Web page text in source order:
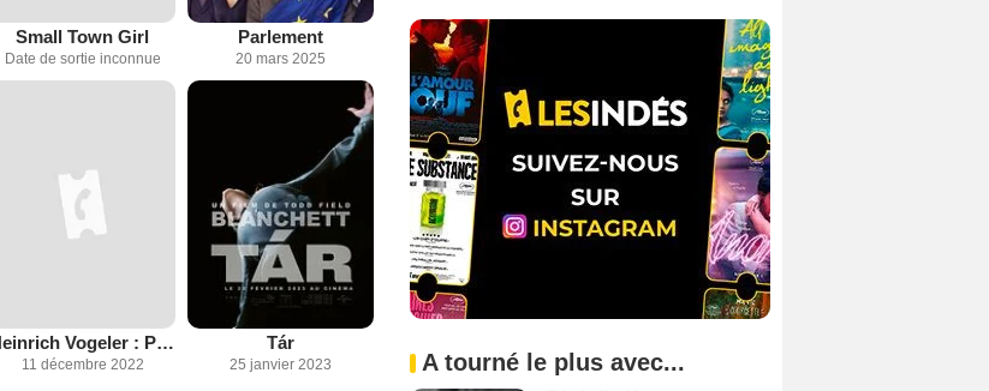
Small Town Girl
Date de sortie inconnue
Parlement
20 mars 2025
Heinrich Vogeler : Peintre et martyr
11 décembre 2022
Tár
25 janvier 2023 A tourné le plus avec...